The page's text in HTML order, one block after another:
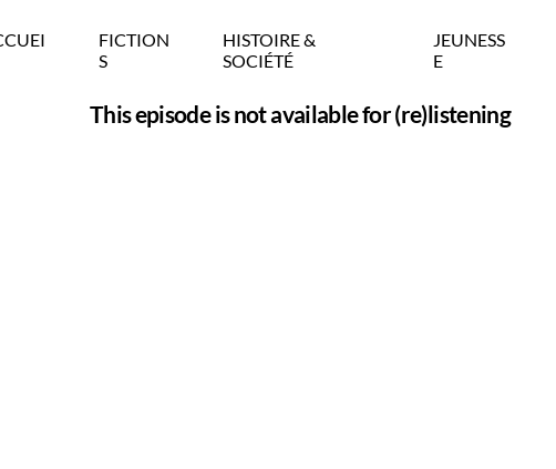
FICTION
S
HISTOIRE &
SOCIÉTÉ
JEUNESS
E
This episode is not available for (re)listening